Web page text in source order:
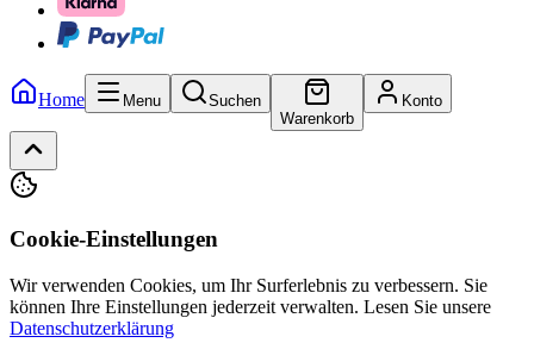
Home Menu
Suchen
Warenkorb
Konto
Cookie-Einstellungen
Wir verwenden Cookies, um Ihr Surferlebnis zu verbessern. Sie
können Ihre Einstellungen jederzeit verwalten. Lesen Sie unsere
Datenschutzerklärung